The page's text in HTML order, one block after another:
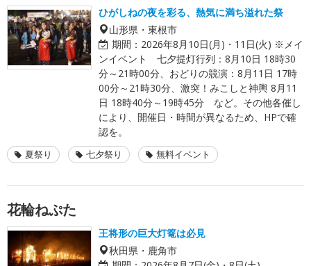
ひがしねの夜を彩る、熱気に満ち溢れた祭
山形県・東根市
期間： 2026年8月10日(月)・11日(火) ※メイ
ンイベント 七夕提灯行列：8月10日 18時30
分～21時00分、おどりの競演：8月11日 17時
00分～21時30分、激突！みこしと神輿 8月11
日 18時40分～19時45分 など。その他各催し
により、開催日・時間が異なるため、HPで確
認を。
夏祭り 七夕祭り 無料イベント
花輪ねぷた
王将形の巨大灯篭は必見
秋田県・鹿角市